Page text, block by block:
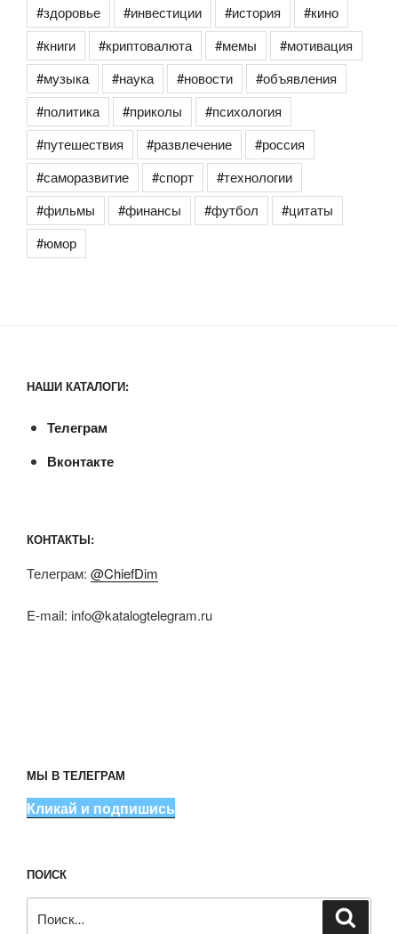
#здоровье
#инвестиции #история
#кино
#книги
#криптовалюта #мемы
#мотивация
#музыка
#наука #новости
#объявления
#политика
#приколы
#психология
#путешествия
#развлечение
#россия
#саморазвитие
#спорт
#технологии
#фильмы
#финансы #футбол
#цитаты
#юмор
НАШИ КАТАЛОГИ:
Телеграм
Вконтакте
КОНТАКТЫ:
Телеграм: @ChiefDim
E-mail: info@katalogtelegram.ru
МЫ В ТЕЛЕГРАМ
Кликай и подпишись
ПОИСК